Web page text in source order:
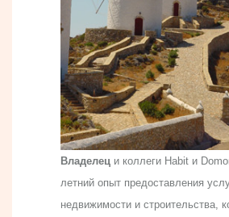
Владелец и коллеги Habit и
летний опыт предоставления
недвижимости и строительства,